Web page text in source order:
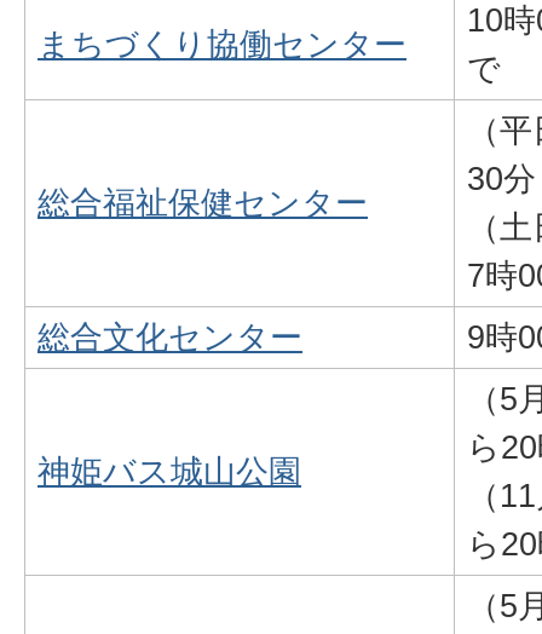
まちづくり協働センター
10
で
総合福祉保健センター
（
30
（
7時
総合文化センター
9時
神姫バス城山公園
（5
ら
（
ら
（5